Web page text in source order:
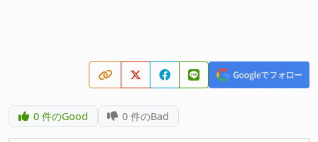
0件のGood 0 件のBad